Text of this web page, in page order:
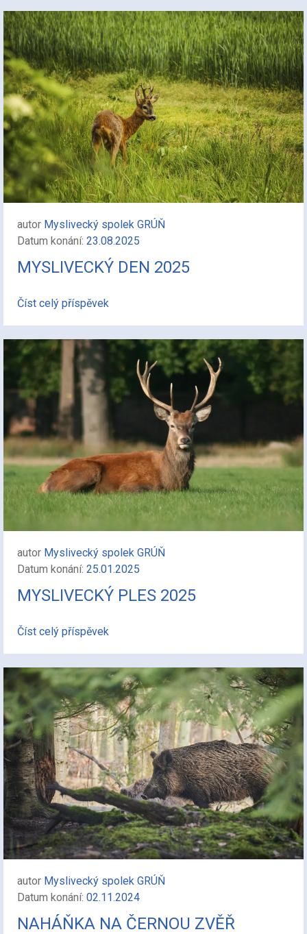
autor Myslivecký spolek GRÚŇ
Datum konání: 23.08.2025
MYSLIVECKÝ DEN 2025
Číst celý příspěvek
autor Myslivecký spolek GRÚŇ
Datum konání: 25.01.2025
MYSLIVECKÝ PLES 2025
Číst celý příspěvek
autor Myslivecký spolek GRÚŇ
Datum konání: 02.11.2024
NAHÁŇKA NA ČERNOU ZVĚŘ